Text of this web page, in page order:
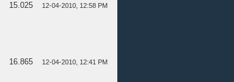
15.025 12-04-2010, 12:58 PM
16.865 12-04-2010, 12:41 PM